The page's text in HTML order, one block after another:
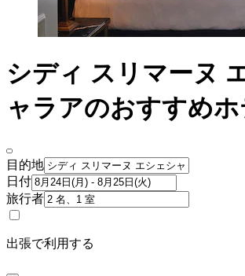
シディ スリマーヌ
ャラアのおすすめ
目的地
日付
旅行者
出張で利用する